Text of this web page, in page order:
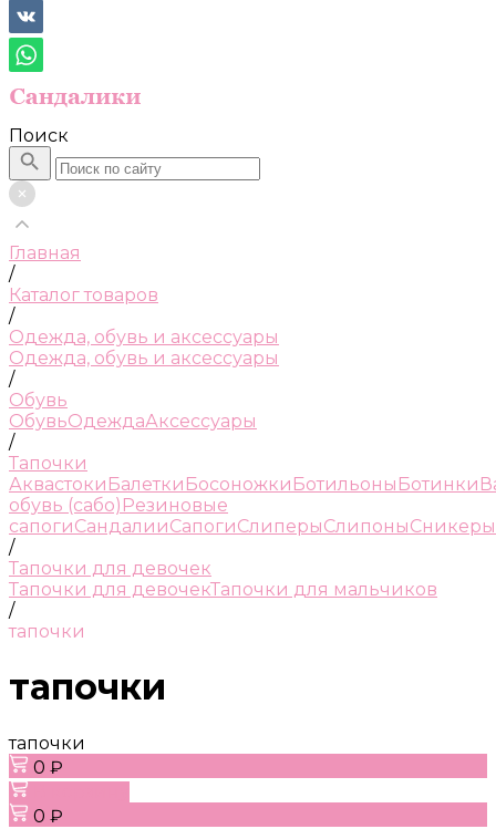
Поиск
Главная
/
Каталог товаров
/
Одежда, обувь и аксессуары
Одежда, обувь и аксессуары
/
Обувь
ОбувьОдеждаАксессуары
/
Тапочки
Аквастоки Балетки Босоножки Ботильоны Ботинки
обувь (сабо) Резиновые
сапогиСандалииСапогиСлиперыСлипоныСникеры
/
Тапочки для девочек
Тапочки для девочекТапочки для мальчиков
/
тапочки
тапочки
тапочки
0 ₽
0 ₽